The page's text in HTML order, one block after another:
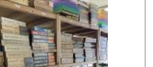
800円 長崎県
800円 大分県
800円 鹿児島県